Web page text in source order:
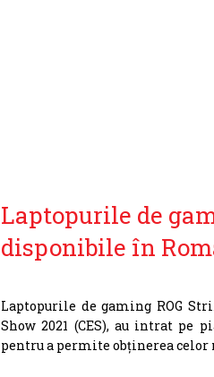
Laptopurile de
disponibile în
Laptopurile de gaming ROG
Show 2021 (CES), au intrat pe
pentru a permite obținerea